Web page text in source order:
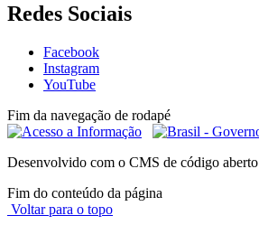
Redes Sociais
Facebook
Instagram
YouTube
Fim da navegação de rodapé
Desenvolvido com o CMS de código aberto
Fim do conteúdo da página
Voltar para o topo